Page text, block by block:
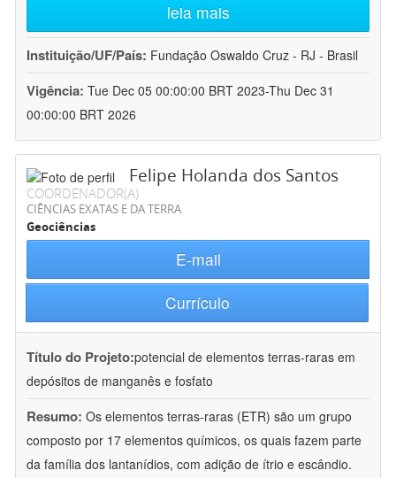
leia mais
Instituição/UF/País: Fundação Oswaldo Cruz - RJ - Brasil
Vigência: Tue Dec 05 00:00:00 BRT 2023-Thu Dec 31
00:00:00 BRT 2026
Felipe Holanda dos Santos
COORDENADOR(A)
CIÊNCIAS EXATAS E DA TERRA
Geociências
E-mail
Currículo
Título do Projeto:potencial de elementos terras-raras em
depósitos de manganês e fosfato
Resumo: Os elementos terras-raras (ETR) são um grupo
composto por 17 elementos químicos, os quais fazem parte
da família dos lantanídios, com adição de ítrio e escândio.